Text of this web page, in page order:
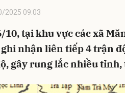
2025 09:03
10, tại khu vực các xã
ghi nhận liên tiếp 4 trận
gây rung lắc nhiều